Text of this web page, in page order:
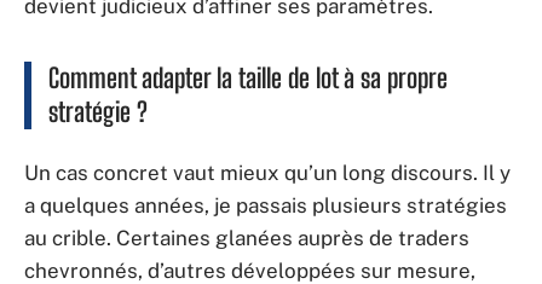
devient judicieux d’affiner ses paramètres.
Comment adapter la taille de lot à sa propre
stratégie ?
Un cas concret vaut mieux qu’un long discours. Il y
a quelques années, je passais plusieurs stratégies
au crible. Certaines glanées auprès de traders
chevronnés, d’autres développées sur mesure,